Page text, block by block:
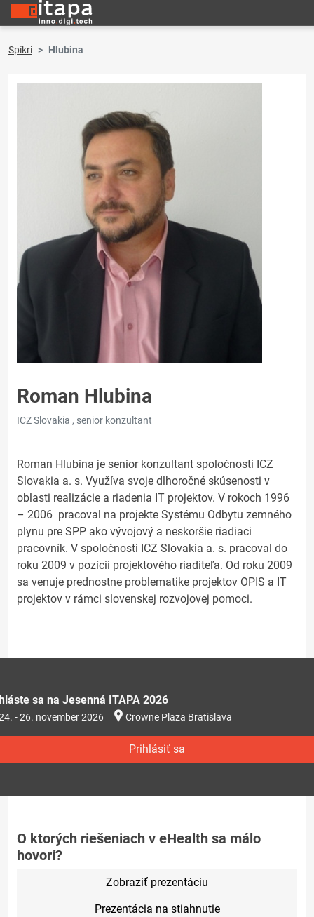
Spíkri Hlubina
Roman Hlubina
ICZ Slovakia , senior konzultant
Roman Hlubina je senior konzultant spoločnosti ICZ
Slovakia a. s. Využíva svoje dlhoročné skúsenosti v
oblasti realizácie a riadenia IT projektov. V rokoch 1996
– 2006 pracoval na projekte Systému Odbytu zemného
plynu pre SPP ako vývojový a neskoršie riadiaci
pracovník. V spoločnosti ICZ Slovakia a. s. pracoval do
roku 2009 v pozícii projektového riaditeľa. Od roku 2009
sa venuje prednostne problematike projektov OPIS a IT
projektov v rámci slovenskej rozvojovej pomoci.
sa na Jesenná ITAPA 2026
- 26. november 2026 Crowne Plaza Bratislava
Prihlásiť sa
O ktorých riešeniach v eHealth sa málo
hovorí?
Zobraziť prezentáciu
Prezentácia na stiahnutie